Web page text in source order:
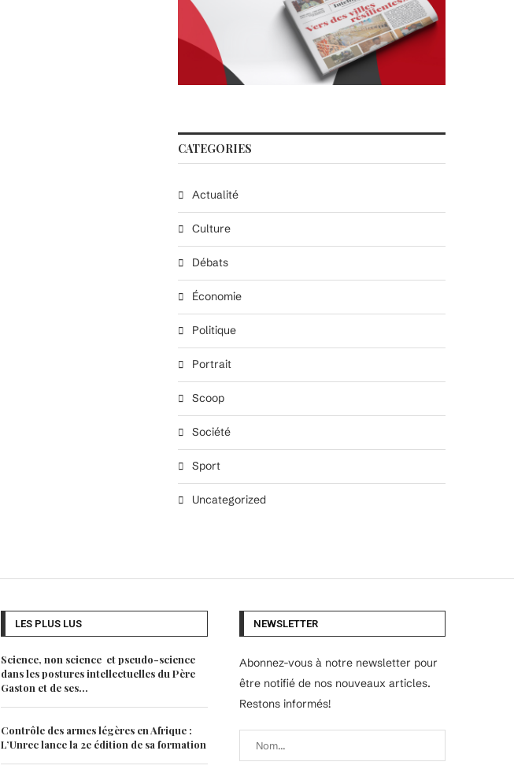
CATEGORIES
Actualité
Culture
Débats
Économie
Politique
Portrait
Scoop
Société
Sport
Uncategorized
LES PLUS LUS
Science, non science et pseudo-science
dans les postures intellectuelles du Père
Gaston et de ses...
Contrôle des armes légères en Afrique :
L’Unrec lance la 2e édition de sa formation
NEWSLETTER
Abonnez-vous à notre newsletter pour
être notifié de nos nouveaux articles.
Restons informés!